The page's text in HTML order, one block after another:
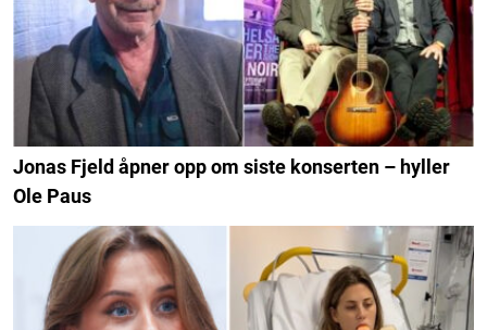
Jonas Fjeld åpner opp om siste konserten – hyller
Ole Paus